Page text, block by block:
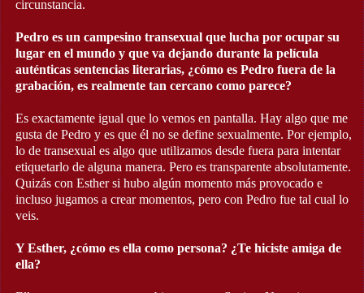
circunstancia.
Pedro es un campesino transexual que lucha por ocupar su
lugar en el mundo y que va dejando durante la película
auténticas sentencias literarias, ¿cómo es Pedro fuera de la
grabación, es realmente tan cercano como parece?
Es exactamente igual que lo vemos en pantalla. Hay algo que me
gusta de Pedro y es que él no se define sexualmente. Por ejemplo,
lo de transexual es algo que utilizamos desde fuera para intentar
etiquetarlo de alguna manera. Pero es transparente absolutamente.
Quizás con Esther si hubo algún momento más provocado e
incluso jugamos a crear momentos, pero con Pedro fue tal cual lo
veis.
Y Esther, ¿cómo es ella como persona? ¿Te hiciste amiga de
ella?